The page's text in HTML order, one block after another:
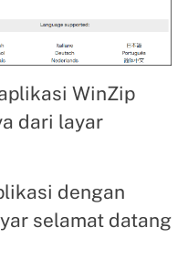
WinZip
dari layar
dengan
selamat datang